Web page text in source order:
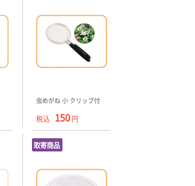
虫めがね 小 クリップ付
税込 150 円
取寄商品